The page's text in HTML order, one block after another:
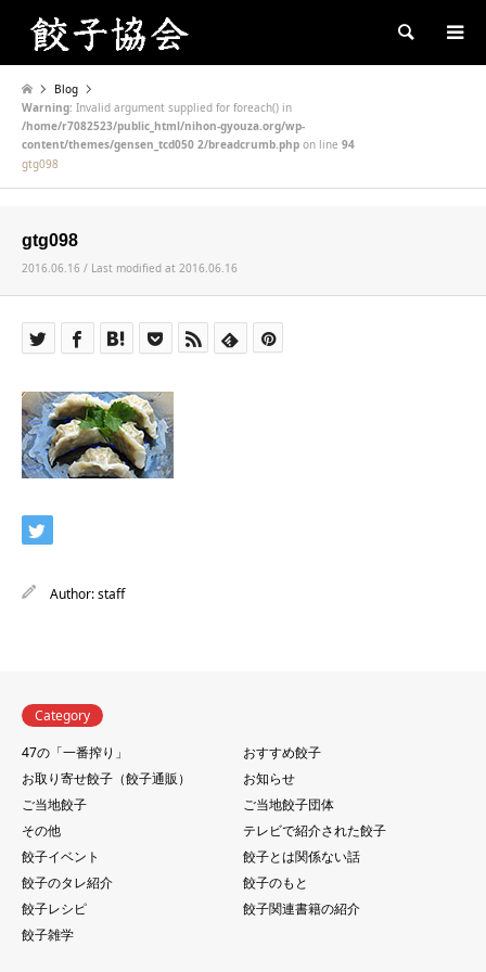
Search
Blog
Warning: Invalid argument supplied for foreach() in
/home/r7082523/public_html/nihon-gyouza.org/wp-
content/themes/gensen_tcd050 2/breadcrumb.php on line 94
gtg098
gtg098
2016.06.16 / Last modified at 2016.06.16
Author:staff
Category
47の「一番搾り」
おすすめ餃子
お取り寄せ餃子（餃子通販）
お知らせ
ご当地餃子
ご当地餃子団体
その他
テレビで紹介された餃子
餃子イベント
餃子とは関係ない話
餃子のタレ紹介
餃子のもと
餃子レシピ
餃子関連書籍の紹介
餃子雑学